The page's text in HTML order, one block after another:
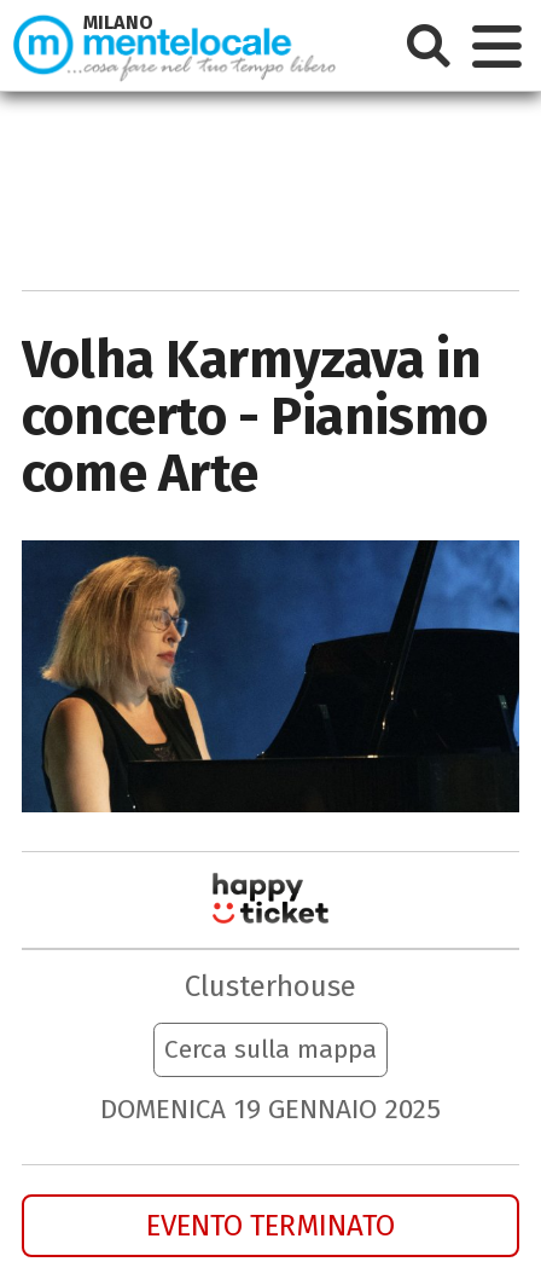
Volha Karmyzava in
concerto - Pianismo
come Arte
Clusterhouse
Cerca sulla mappa
DOMENICA 19 GENNAIO 2025
EVENTO TERMINATO
MILANO